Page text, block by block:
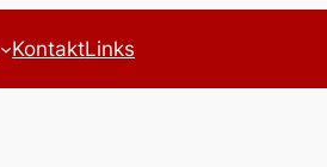
KontaktLinks